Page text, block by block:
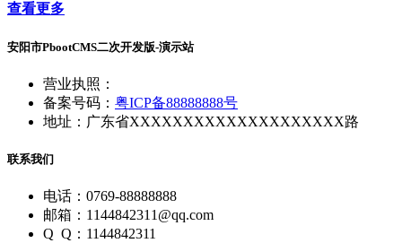
查看更多
安阳市PbootCMS二次开发版-演示站
营业执照：
备案号码： 粤ICP备88888888号
地址：广东省XXXXXXXXXXXXXXXXXXXX路
联系我们
电话：0769-88888888
邮箱：1144842311@qq.com
Q Q：1144842311